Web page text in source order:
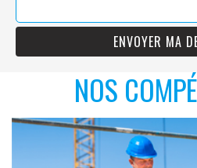
NOS